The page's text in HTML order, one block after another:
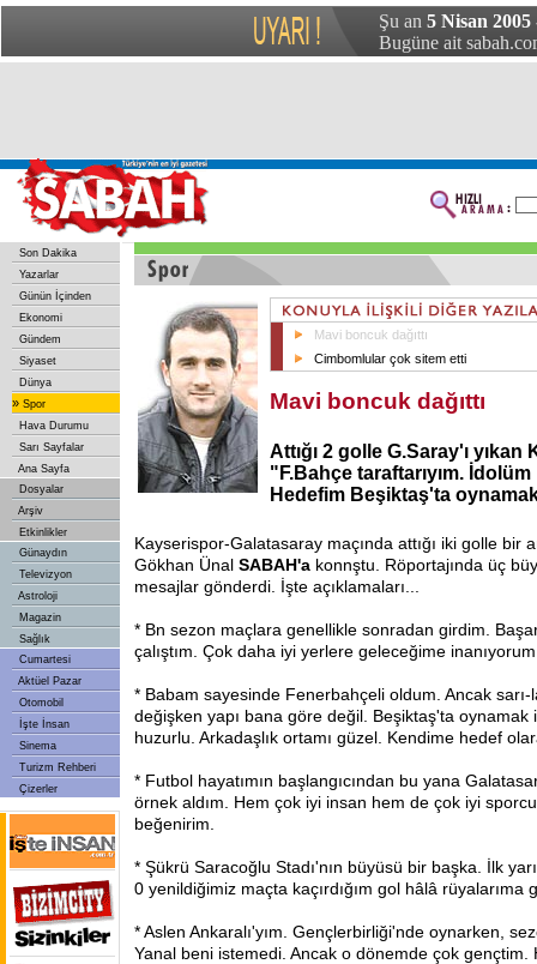
Şu an 5 Nisan 2005
Bugüne ait
Son Dakika
Yazarlar
Günün İçinden
Ekonomi
Gündem
Siyaset
Dünya
» Spor
Hava Durumu
Sarı Sayfalar
Ana Sayfa
Dosyalar
Arşiv
Etkinlikler
Günaydın
Televizyon
Astroloji
Magazin
Sağlık
Cumartesi
Aktüel Pazar
Otomobil
İşte İnsan
Sinema
Turizm Rehberi
Çizerler
Mavi boncuk dağıttı
Cimbomlular çok sitem etti
Mavi boncuk dağıttı
Attığı 2 golle G.Saray'ı
"F.Bahçe taraftarıyım.
Hedefim Beşiktaş'ta
Kayserispor-Galatasaray maçında attığı iki golle bir
Gökhan Ünal SABAH'a konnştu. Röportajında üç
mesajlar gönderdi. İşte açıklamaları...
* Bn sezon maçlara genellikle sonradan girdim.
çalıştım. Çok daha iyi yerlere geleceğime
* Babam sayesinde Fenerbahçeli oldum. Ancak
değişken yapı bana göre değil. Beşiktaş'ta oynamak
huzurlu. Arkadaşlık ortamı güzel. Kendime hedef
* Futbol hayatımın başlangıcından bu yana
örnek aldım. Hem çok iyi insan hem de çok iyi
beğenirim.
* Şükrü Saracoğlu Stadı'nın büyüsü bir başka. İlk
0 yenildiğimiz maçta kaçırdığım gol hâlâ rüyalarıma
* Aslen Ankaralı'yım. Gençlerbirliği'nde oynarken,
Yanal beni istemedi. Ancak o dönemde çok gençtim.